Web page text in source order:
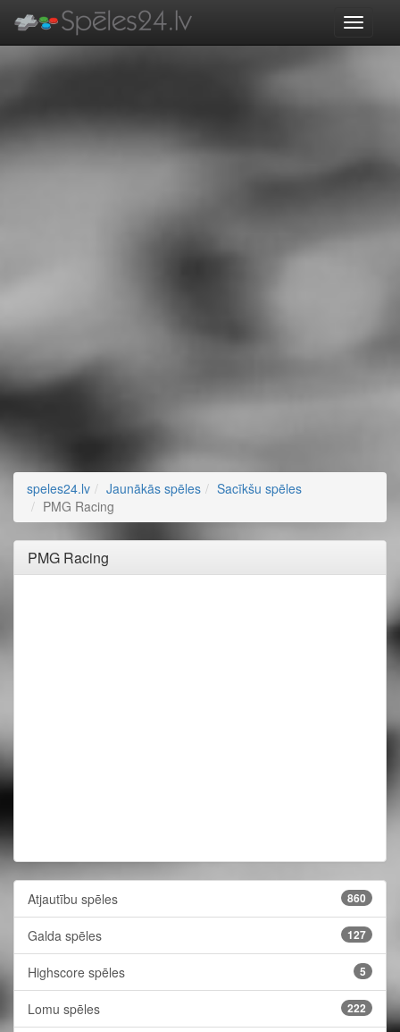
speles24.lv Jaunākās spēles
Sacīkšu spēles
PMG Racing
PMG Racing
Atjautību spēles 860
Galda spēles 127
Highscore spēles 5
Lomu spēles 222